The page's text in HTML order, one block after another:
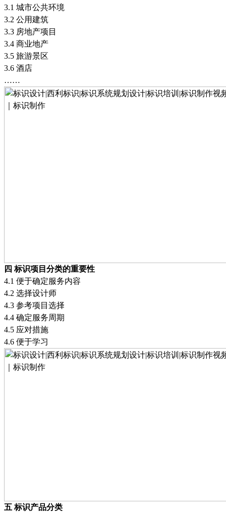
3.1 城市公共环境
3.2 公用建筑
3.3 房地产项目
3.4 商业地产
3.5 旅游景区
3.6 酒店
……
四 标识项目分类的重要性
4.1 便于确定服务内容
4.2 选择设计师
4.3 参考项目选择
4.4 确定服务周期
4.5 应对措施
4.6 便于学习
五 标识产品分类